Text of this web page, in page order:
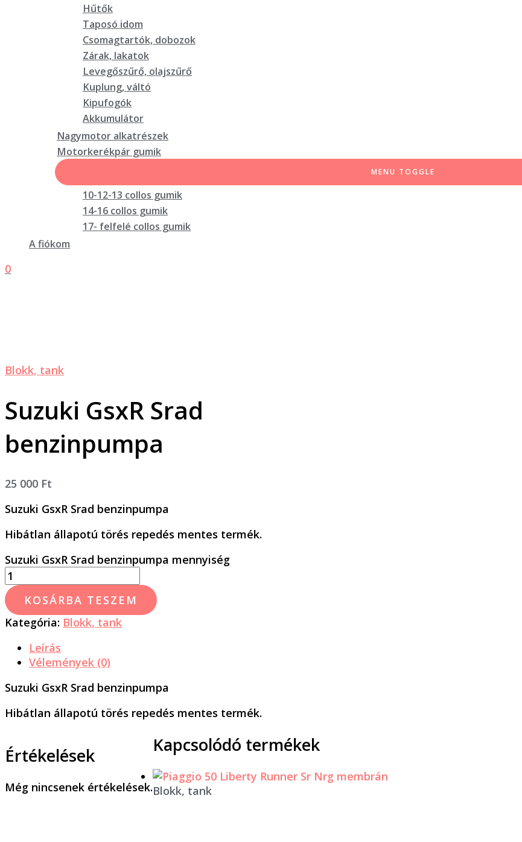
Hűtők
Taposó idom
Csomagtartók, dobozok
Zárak, lakatok
Levegőszűrő, olajszűrő
Kuplung, váltó
Kipufogók
Akkumulátor
Nagymotor alkatrészek
Motorkerékpár gumik
MENU TOGGLE
10-12-13 collos gumik
14-16 collos gumik
17- felfelé collos gumik
A fiókom
0
Blokk, tank
Suzuki GsxR Srad
benzinpumpa
25 000 Ft
Suzuki GsxR Srad benzinpumpa
Hibátlan állapotú törés repedés mentes termék.
Suzuki GsxR Srad benzinpumpa mennyiség
KOSÁRBA TESZEM
Kategória: Blokk, tank
Leírás
Vélemények (0)
Suzuki GsxR Srad benzinpumpa
Hibátlan állapotú törés repedés mentes termék.
Értékelések
Még nincsenek értékelések.
Kapcsolódó termékek
Blokk, tank